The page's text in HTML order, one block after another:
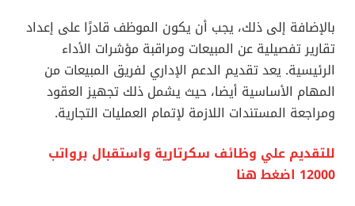
بالإضافة إلى ذلك، يجب أن يكون الموظف قادرًا على إعداد
تقارير تفصيلية عن المبيعات ومراقبة مؤشرات الأداء
الرئيسية. يعد تقديم الدعم الإداري لفريق المبيعات من
المهام الأساسية أيضا، حيث يشمل ذلك تجهيز العقود
ومراجعة المستندات اللازمة لإتمام العمليات التجارية.
للتقديم علي وظائف سكرتارية واستقبال برواتب
12000 اضغط هنا